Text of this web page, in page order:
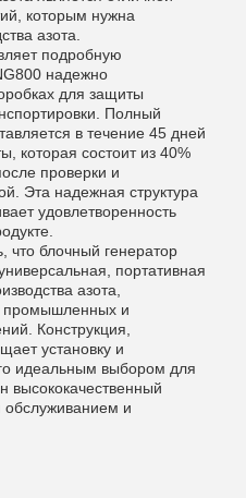
которым нужна
азота.
подробную
надежно
для защиты
Полный
в течение 45 дней
которая состоит из 40%
проверки и
Эта надежная структура
удовлетворенность
что блочный генератор
портативная
азота,
промышленных и
Конструкция,
установку и
идеальным выбором для
высококачественный
обслуживанием и